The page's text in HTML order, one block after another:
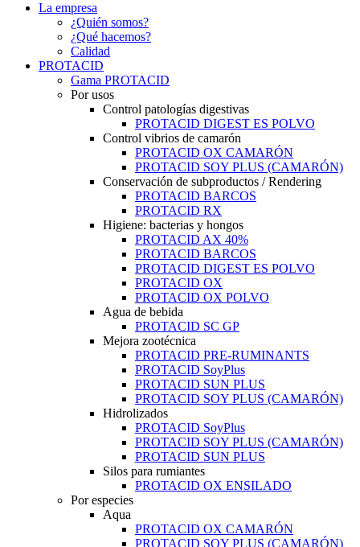
La empresa
¿Quién somos?
¿Qué hacemos?
Calidad
PROTACID
Gama PROTACID
Por usos
Control patologías digestivas
PROTACID DIGEST ES POLVO
Control vibrios de camarón
PROTACID OX CAMARÓN
PROTACID SOY PLUS (CAMARÓN)
Conservación de subproductos / Rendering
PROTACID BARCOS
PROTACID RX
Higiene: bacterias y hongos
PROTACID AX 40%
PROTACID BARCOS
PROTACID DIGEST ES POLVO
PROTACID OX
PROTACID OX POLVO
Agua de bebida
PROTACID SC GP
Mejora zootécnica
PROTACID PRE-RUMINANTS
PROTACID SoyPlus
PROTACID SUN PLUS
PROTACID SOY PLUS (CAMARÓN)
Hidrolizados
PROTACID SoyPlus
PROTACID SOY PLUS (CAMARÓN)
PROTACID SUN PLUS
Silos para rumiantes
PROTACID OX ENSILADO
Por especies
Aqua
PROTACID OX CAMARÓN
PROTACID SOY PLUS (CAMARÓN)